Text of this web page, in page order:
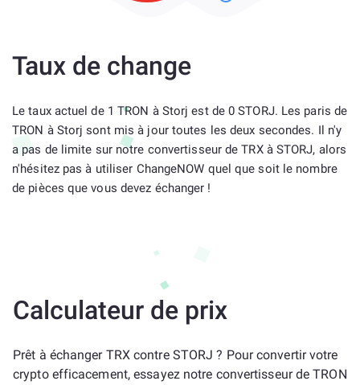
Taux de change
Le taux actuel de 1 TRON à Storj est de 0 STORJ. Les paris de
TRON à Storj sont mis à jour toutes les deux secondes. Il n'y
a pas de limite sur notre convertisseur de TRX à STORJ, alors
n'hésitez pas à utiliser ChangeNOW quel que soit le nombre
de pièces que vous devez échanger !
Calculateur de prix
Prêt à échanger TRX contre STORJ ? Pour convertir votre
crypto efficacement, essayez notre convertisseur de TRON